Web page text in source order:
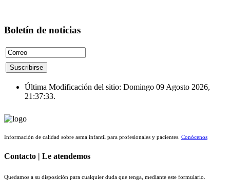
Boletín de noticias
Última Modificación del sitio: Domingo 09 Agosto 2026,
21:37:33.
Información de calidad sobre asma infantil para profesionales y pacientes. Conócenos
Contacto | Le atendemos
Quedamos a su disposición para cualquier duda que tenga, mediante este formulario.